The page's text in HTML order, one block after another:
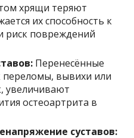
хрящи теряют
их способность к
риск повреждений
Перенесённые
переломы, вывихи или
увеличивают
остеоартрита в
суставов: